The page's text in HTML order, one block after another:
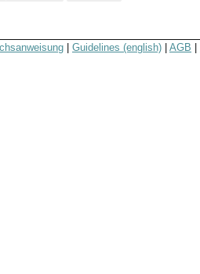
Guidelines (english) AGB